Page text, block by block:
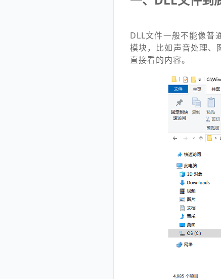
DLL文件一般不能像普
模块，比如声音处理、
直接看的内容。